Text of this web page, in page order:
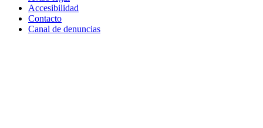
Accesibilidad
Contacto
Canal de denuncias